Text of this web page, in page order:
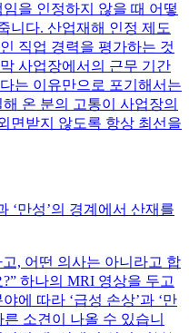
을 인정하지 않을 때 어떻
니다. 산업재해 인정 제도
직업 경력을 평가하는 것
사업장에서의 근무 기간
는 이유만으로 포기해서는
온 분의 고통이 사업장의
면받지 않도록 항상 최선을
‘만성’의 경계에서 산재를
, 어떤 의사는 아니라고 합
하나의 MRI 영상을 두고
에 따라 ‘급성 손상’과 ‘만
소견이 나올 수 있습니